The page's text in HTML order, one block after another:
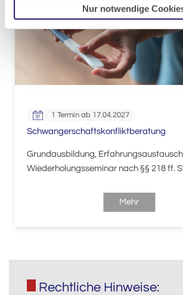
Nur notwendige
1 Termin ab 17.04.2027
Schwangerschaftskonfliktberatung
Grundausbildung,
Wiederholungsseminar nach §§ 218 ff.
Mehr
Rechtliche Hinweise: